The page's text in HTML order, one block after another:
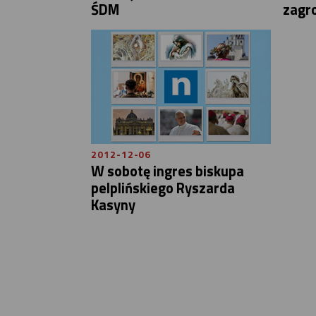
ŚDM
2012-12-06
W sobotę ingres biskupa
pelplińskiego Ryszarda
Kasyny